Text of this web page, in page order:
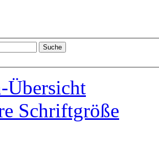
Übersicht
Schriftgröße